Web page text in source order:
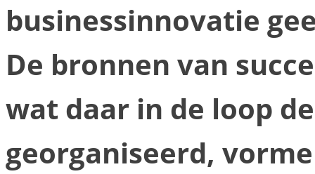
businessinnovatie
De bronnen van
wat daar in de loop
georganiseerd,